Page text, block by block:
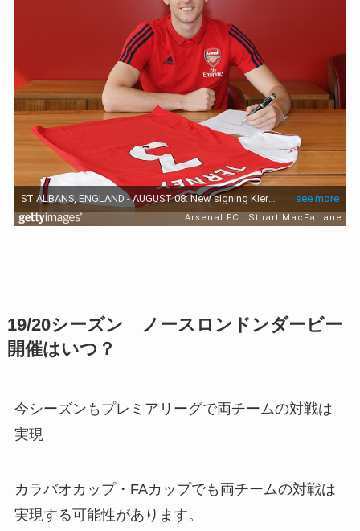
19/20シーズン ノースロンドンダービー
開催はいつ？
今シーズンもプレミアリーグで両チームの対戦は
実現
カラバオカップ・FAカップでも両チームの対戦は
実現する可能性があります。